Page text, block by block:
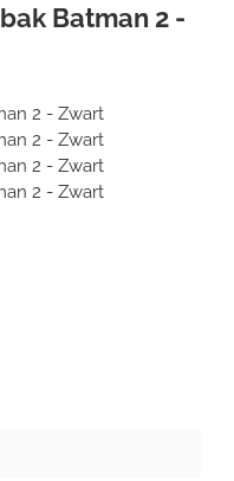
Batman 2 -